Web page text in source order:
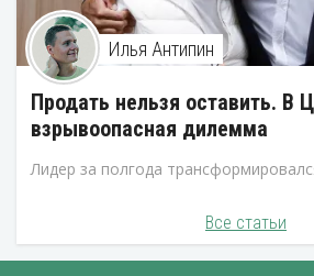
Илья Антипин
Продать нельзя оставить. В
взрывоопасная дилемма
Лидер за полгода
Все статьи